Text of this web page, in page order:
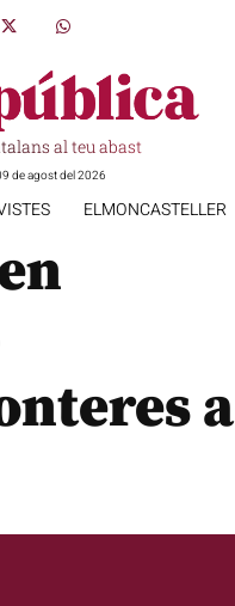
al teu abast
de agost del 2026
ELMONCASTELLER
a